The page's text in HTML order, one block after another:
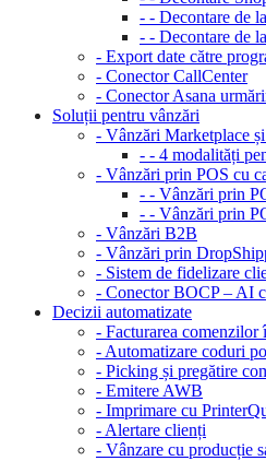
- - Decontare de
- - Decontare de
- Export date către
- Conector CallCenter
- Conector Asana
Soluții pentru vânzări
- Vânzări Marketplace
- - 4 modalități
- Vânzări prin POS cu
- - Vânzări prin
- - Vânzări prin
- Vânzări B2B
- Vânzări prin
- Sistem de fidelizare
- Conector BOCP – AI
Decizii automatizate
- Facturarea comenzilor
- Automatizare coduri
- Picking și pregătire
- Emitere AWB
- Imprimare cu
- Alertare clienți
- Vânzare cu producție